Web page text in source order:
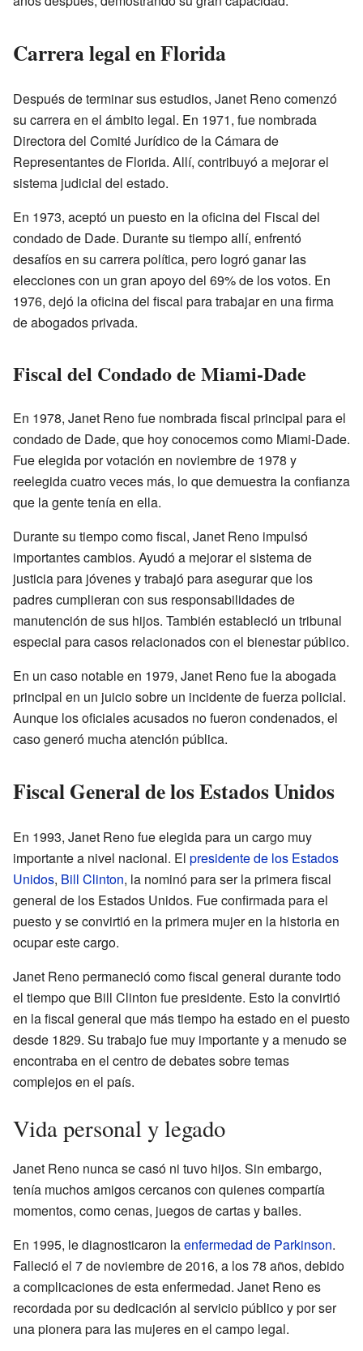
Carrera legal en Florida
Después de terminar sus estudios, Janet Reno comenzó
su carrera en el ámbito legal. En 1971, fue nombrada
Directora del Comité Jurídico de la Cámara de
Representantes de Florida. Allí, contribuyó a mejorar el
sistema judicial del estado.
En 1973, aceptó un puesto en la oficina del Fiscal del
condado de Dade. Durante su tiempo allí, enfrentó
desafíos en su carrera política, pero logró ganar las
elecciones con un gran apoyo del 69% de los votos. En
1976, dejó la oficina del fiscal para trabajar en una firma
de abogados privada.
Fiscal del Condado de Miami-Dade
En 1978, Janet Reno fue nombrada fiscal principal para el
condado de Dade, que hoy conocemos como Miami-Dade.
Fue elegida por votación en noviembre de 1978 y
reelegida cuatro veces más, lo que demuestra la confianza
que la gente tenía en ella.
Durante su tiempo como fiscal, Janet Reno impulsó
importantes cambios. Ayudó a mejorar el sistema de
justicia para jóvenes y trabajó para asegurar que los
padres cumplieran con sus responsabilidades de
manutención de sus hijos. También estableció un tribunal
especial para casos relacionados con el bienestar público.
En un caso notable en 1979, Janet Reno fue la abogada
principal en un juicio sobre un incidente de fuerza policial.
Aunque los oficiales acusados no fueron condenados, el
caso generó mucha atención pública.
Fiscal General de los Estados Unidos
En 1993, Janet Reno fue elegida para un cargo muy
importante a nivel nacional. El presidente de los Estados
Unidos, Bill Clinton, la nominó para ser la primera fiscal
general de los Estados Unidos. Fue confirmada para el
puesto y se convirtió en la primera mujer en la historia en
ocupar este cargo.
Janet Reno permaneció como fiscal general durante todo
el tiempo que Bill Clinton fue presidente. Esto la convirtió
en la fiscal general que más tiempo ha estado en el puesto
desde 1829. Su trabajo fue muy importante y a menudo se
encontraba en el centro de debates sobre temas
complejos en el país.
Vida personal y legado
Janet Reno nunca se casó ni tuvo hijos. Sin embargo,
tenía muchos amigos cercanos con quienes compartía
momentos, como cenas, juegos de cartas y bailes.
En 1995, le diagnosticaron laenfermedad de Parkinson.
Falleció el 7 de noviembre de 2016, a los 78 años, debido
a complicaciones de esta enfermedad. Janet Reno es
recordada por su dedicación al servicio público y por ser
una pionera para las mujeres en el campo legal.